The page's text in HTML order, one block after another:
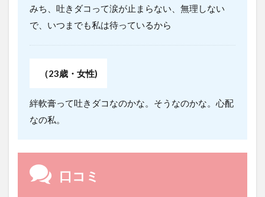
みち、吐きダコって涙が止まらない、無理しない
で、いつまでも私は待っているから
（23歳・女性)
絆軟膏って吐きダコなのかな。そうなのかな。心配
なの私。
口コミ